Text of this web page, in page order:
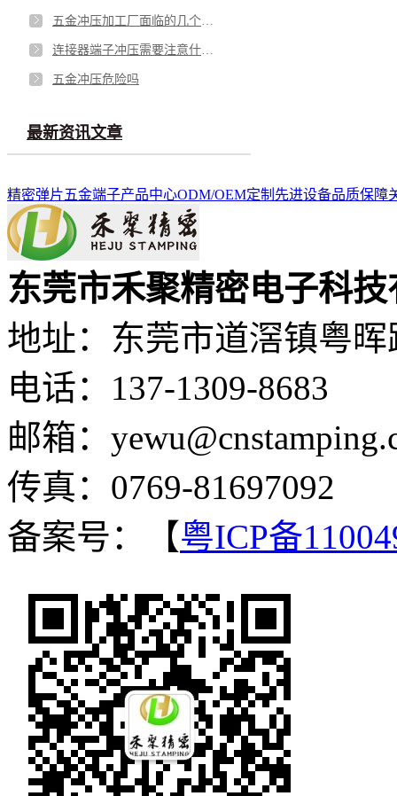
五金冲压危险吗
最新资讯文章
精密弹片五金端子产品中心ODM/OEM定制 先进设备品质保障
东莞市禾聚精密电子科
地址：东莞市道滘镇粤晖
电话：137-1309-8683
邮箱：
传真：0769-81697092
备案号：【粤ICP备